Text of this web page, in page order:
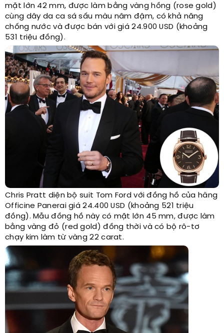
mặt lớn 42 mm, được làm bằng vàng hồng (rose gold)
cùng dây da ca sá sấu màu nâm đậm, có khả năng
chống nước và được bán với giá 24.900 USD (khoảng
531 triệu đồng).
Chris Pratt diện bộ suit Tom Ford với đồng hồ của hãng
Officine Panerai giá 24.400 USD (khoảng 521 triệu
đồng). Mẫu đồng hồ này có mặt lớn 45 mm, được làm
bằng vàng đỏ (red gold) đồng thời và có bộ rô-tơ
chạy kim làm từ vàng 22 carat.